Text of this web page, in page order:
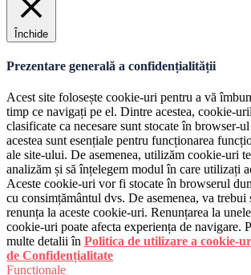
Închide
Prezentare generală a confidențialității
Acest site folosește cookie-uri pentru a vă
timp ce navigați pe el. Dintre acestea, cookie-
clasificate ca necesare sunt stocate în browser-
acestea sunt esențiale pentru funcționarea
ale site-ului. De asemenea, utilizăm cookie-uri
analizăm și să înțelegem modul în care utilizați
Aceste cookie-uri vor fi stocate în browserul
cu consimțământul dvs. De asemenea, va trebui
renunța la aceste cookie-uri. Renunțarea la
cookie-uri poate afecta experiența de navigare.
multe detalii în Politica de utilizare a cookie-
de Confidențialitate
Funcționale